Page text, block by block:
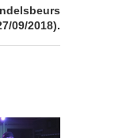
09/2018).